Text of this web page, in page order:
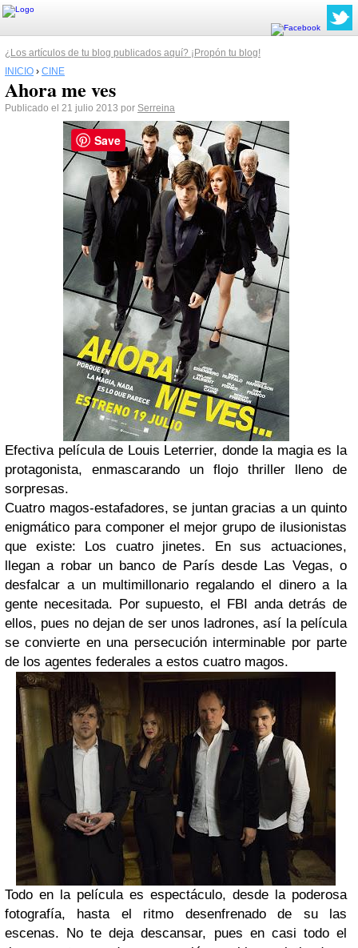
¿Los artículos de tu blog publicados aquí? ¡Propón tu blog!
INICIO › CINE
Ahora me ves
Publicado el 21 julio 2013 por Serreina
Efectiva película de Louis Leterrier, donde la magia es la
protagonista, enmascarando un flojo thriller lleno de
sorpresas.
Cuatro magos-estafadores, se juntan gracias a un quinto
enigmático para componer el mejor grupo de ilusionistas
que existe: Los cuatro jinetes. En sus actuaciones,
llegan a robar un banco de París desde Las Vegas, o
desfalcar a un multimillonario regalando el dinero a la
gente necesitada. Por supuesto, el FBI anda detrás de
ellos, pues no dejan de ser unos ladrones, así la película
se convierte en una persecución interminable por parte
de los agentes federales a estos cuatro magos.
Todo en la película es espectáculo, desde la poderosa
fotografía, hasta el ritmo desenfrenado de su las
escenas. No te deja descansar, pues en casi todo el
Save